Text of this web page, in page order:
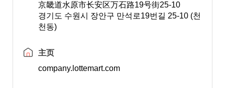
京畿道水原市长安区万石路19号街25-10
경기도 수원시 장안구 만석로19번길 25-10 (천
천동)
主页
company.lottemart.com